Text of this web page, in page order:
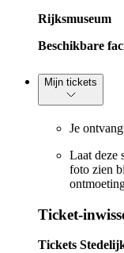
Rijksmuseum
Beschikbare
Mijn tickets
Je
Laat deze
foto zien
Ticket-
Tickets